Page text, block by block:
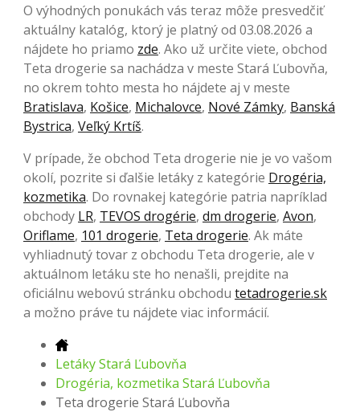
O výhodných ponukách vás teraz môže presvedčiť
aktuálny katalóg, ktorý je platný od 03.08.2026 a
nájdete ho priamo zde. Ako už určite viete, obchod
Teta drogerie sa nachádza v meste Stará Ľubovňa,
no okrem tohto mesta ho nájdete aj v meste
Bratislava, Košice, Michalovce, Nové Zámky, Banská
Bystrica, Veľký Krtíš.
V prípade, že obchod Teta drogerie nie je vo vašom
okolí, pozrite si ďalšie letáky z kategórie Drogéria,
kozmetika. Do rovnakej kategórie patria napríklad
obchody LR, TEVOS drogérie, dm drogerie, Avon,
Oriflame, 101 drogerie, Teta drogerie. Ak máte
vyhliadnutý tovar z obchodu Teta drogerie, ale v
aktuálnom letáku ste ho nenašli, prejdite na
oficiálnu webovú stránku obchodu tetadrogerie.sk
a možno práve tu nájdete viac informácií.
Letáky Stará Ľubovňa
Drogéria, kozmetika Stará Ľubovňa
Teta drogerie Stará Ľubovňa